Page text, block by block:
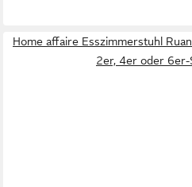
Home affaire Esszimmerstuhl
2er, 4er oder 6er-